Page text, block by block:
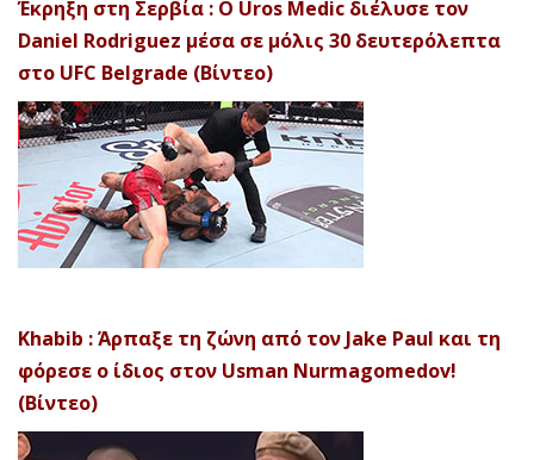
Έκρηξη στη Σερβία : Ο Uros Medic διέλυσε τον
Daniel Rodriguez μέσα σε μόλις 30 δευτερόλεπτα
στο UFC Belgrade (Βίντεο)
Khabib : Άρπαξε τη ζώνη από τον Jake Paul και τη
φόρεσε ο ίδιος στον Usman Nurmagomedov!
(Βίντεο)